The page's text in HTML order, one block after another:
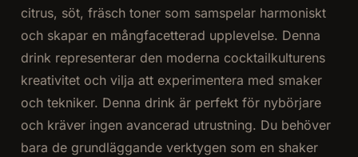
citrus, söt, fräsch toner som samspelar harmoniskt
och skapar en mångfacetterad upplevelse. Denna
drink representerar den moderna cocktailkulturens
kreativitet och vilja att experimentera med smaker
och tekniker. Denna drink är perfekt för nybörjare
och kräver ingen avancerad utrustning. Du behöver
bara de grundläggande verktygen som en shaker